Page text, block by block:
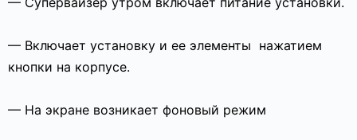
— Включает установку и ее элементы нажатием
кнопки на корпусе.
— На экране возникает фоновый режим